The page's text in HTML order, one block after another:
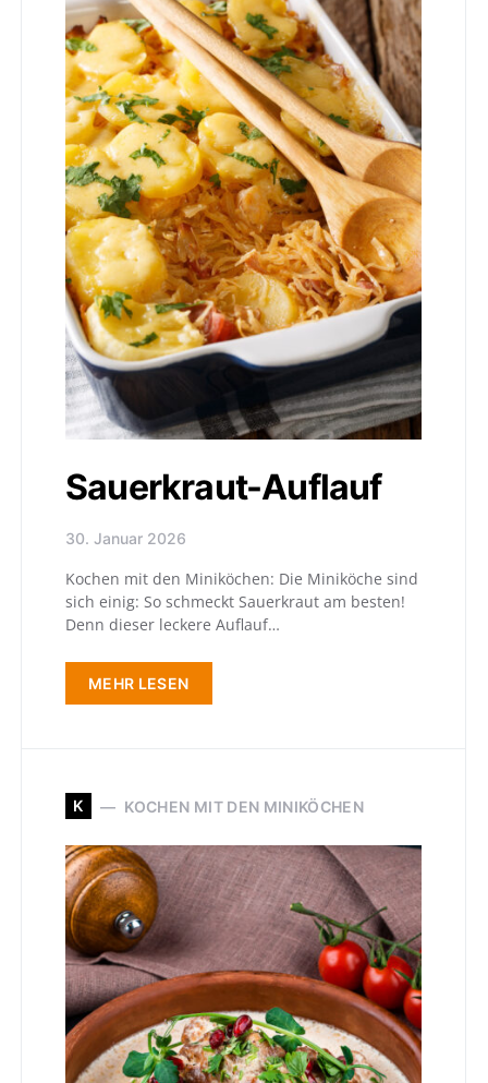
Sauerkraut-Auflauf
30. Januar 2026
Kochen mit den Miniköchen: Die Miniköche sind
sich einig: So schmeckt Sauerkraut am besten!
Denn dieser leckere Auflauf…
MEHR LESEN
K KOCHEN MIT DEN MINIKÖCHEN